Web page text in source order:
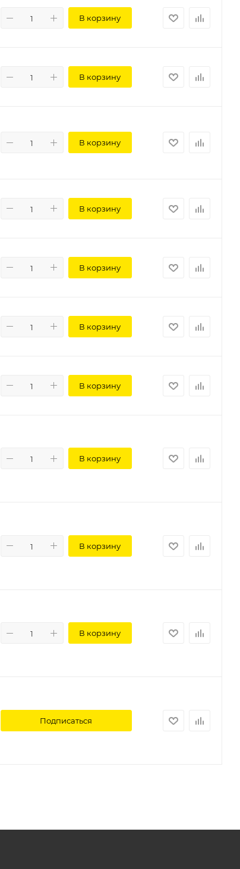
В корзину
В корзину
В корзину
В корзину
В корзину
В корзину
В корзину
В корзину
В корзину
В корзину
Подписаться